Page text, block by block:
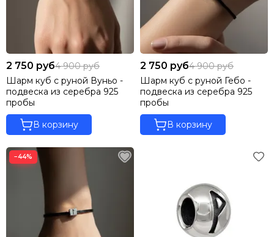
2 750 руб4 900 руб
Шарм куб с руной Вуньо -
подвеска из серебра 925
пробы
В корзину
2 750 руб4 900 руб
Шарм куб с руной Гебо -
подвеска из серебра 925
пробы
В корзину
−44%